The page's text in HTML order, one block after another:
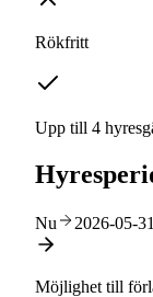
Rökfritt
Upp till 4
Nu 2026-05-31
Möjlighet till